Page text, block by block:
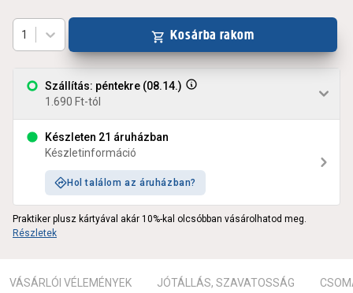
Szállítás: péntekre (08.14.)
1.690 Ft-tól
Készleten 21 áruházban
Készletinformáció
Hol találom az áruházban?
1 Kosárba rakom
Praktiker plusz kártyával akár 10%-kal olcsóbban vásárolhatod meg.
Részletek
VÁSÁRLÓI VÉLEMÉNYEK JÓTÁLLÁS, SZAVATOSSÁG